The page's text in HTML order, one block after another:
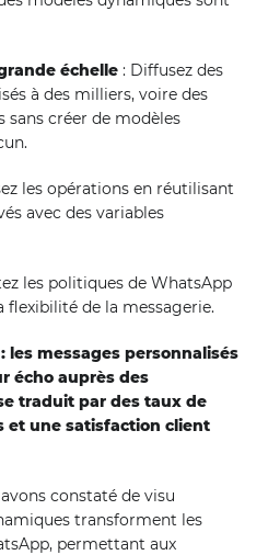
échelle : Diffusez des
à des milliers, voire des
sans créer de modèles
les opérations en réutilisant
avec des variables
les politiques de WhatsApp
de la messagerie.
les messages personnalisés
écho auprès des
traduit par des taux de
et une satisfaction client
constaté de visu
transforment les
permettant aux